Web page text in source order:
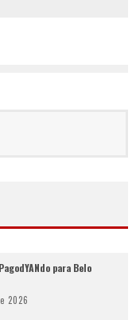
para Belo
2026